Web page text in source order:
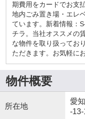
期費用をカードでお支
地内ごみ置き場・エレ
ています。新着情報：
チラ。当社オススメの
な物件を取り扱ってお
ただきます。お気軽に
物件概要
所在地
愛
-13-